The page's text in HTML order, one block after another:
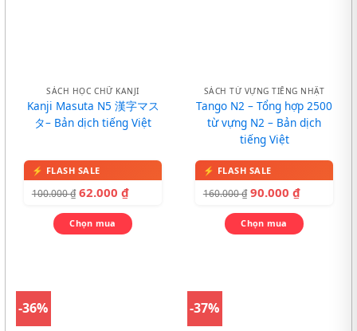
SÁCH HỌC CHỮ KANJI
Kanji Masuta N5 漢字マス
タ– Bản dịch tiếng Việt
100.000₫ 62.000 ₫
Chọn mua
SÁCH TỪ VỰNG TIẾNG NHẬT
Tango N2 – Tổng hợp 2500
từ vựng N2 – Bản dịch
tiếng Việt
160.000₫ 90.000 ₫
Chọn mua
-36% -37%